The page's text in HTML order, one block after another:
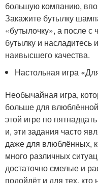
большую компанию,
Закажите бутылку
«бутылочку», а после с
бутылку и
наивысшего качества.
Настольная игра
Необычайная игра,
больше для
этой игре по
и, эти задания часто
даже для влюблённых,
много различных
достаточно смелые и
подойдёт и для тех, кто